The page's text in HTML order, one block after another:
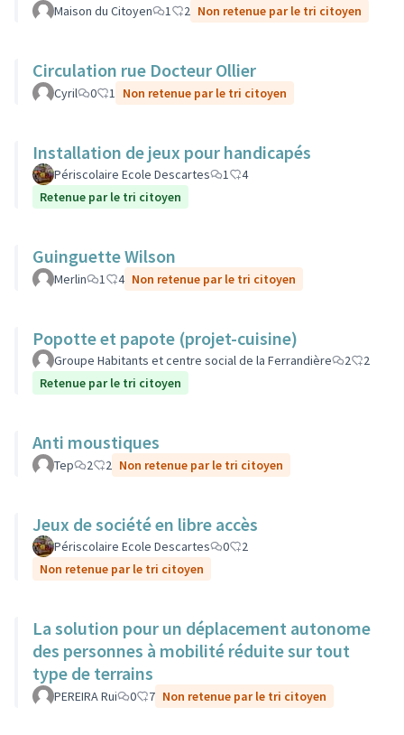
Maison du Citoyen 1 2 Non retenue par le tri citoyen
Circulation rue Docteur Ollier
Cyril 0 1 Non retenue par le tri citoyen
Installation de jeux pour handicapés
Périscolaire Ecole Descartes 1
4
Retenue par le tri citoyen
Guinguette Wilson
Merlin 1 4 Non retenue par le tri citoyen
Popotte et papote (projet-cuisine)
Groupe Habitants et centre social de la Ferrandière 2
2
Retenue par le tri citoyen
Anti moustiques
Tep 2 2 Non retenue par le tri citoyen
Jeux de société en libre accès
Périscolaire Ecole Descartes 0
2
Non retenue par le tri citoyen
La solution pour un déplacement autonome
des personnes à mobilité réduite sur tout
type de terrains
PEREIRA Rui 0 7 Non retenue par le tri citoyen